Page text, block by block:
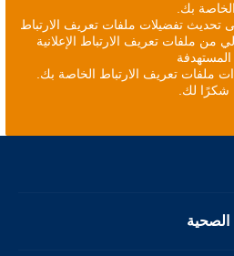
الخاصة بك.
تحديث تفضيلات ملفات تعريف الارتباط
من ملفات تعريف الارتباط الإعلانية
المستهدفة
ملفات تعريف الارتباط الخاصة بك.
شكرًا لك.